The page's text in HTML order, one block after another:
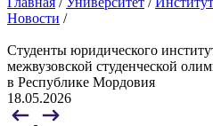
Новости /
Студенты юридического
межвузовской студенческой
в Республике Мордовия
18.05.2026